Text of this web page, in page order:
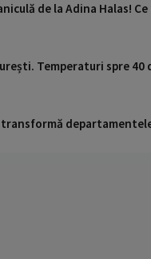
de la Adina Halas!
Temperaturi spre